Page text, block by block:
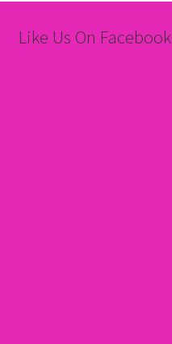
Like Us On Facebook